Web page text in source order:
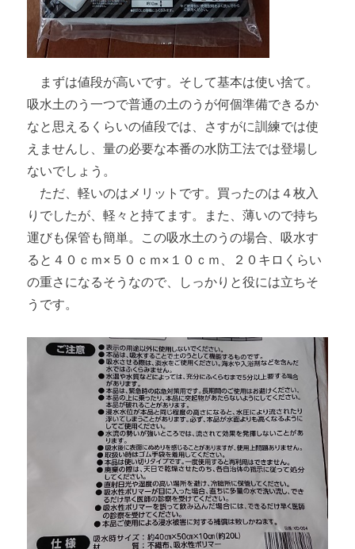
まずは値段が高いです。そして基本は使い捨て。
吸水土のう一つで普通の土のうが何個準備できるか
なと思えるくらいの値段では、さすがに訓練では使
えませんし、量の必要な本番の水防工法では登場し
ないでしょう。
ただ、軽いのはメリットです。買ったのは４枚入
りでしたが、軽々と持てます。また、薄いので持ち
運びも保管も簡単。この吸水土のうの場合、吸水す
ると４０ｃｍ×５０ｃｍ×１０ｃｍ、２０キロくらい
の重さになるそうなので、しっかりと役には立ちそ
うです。